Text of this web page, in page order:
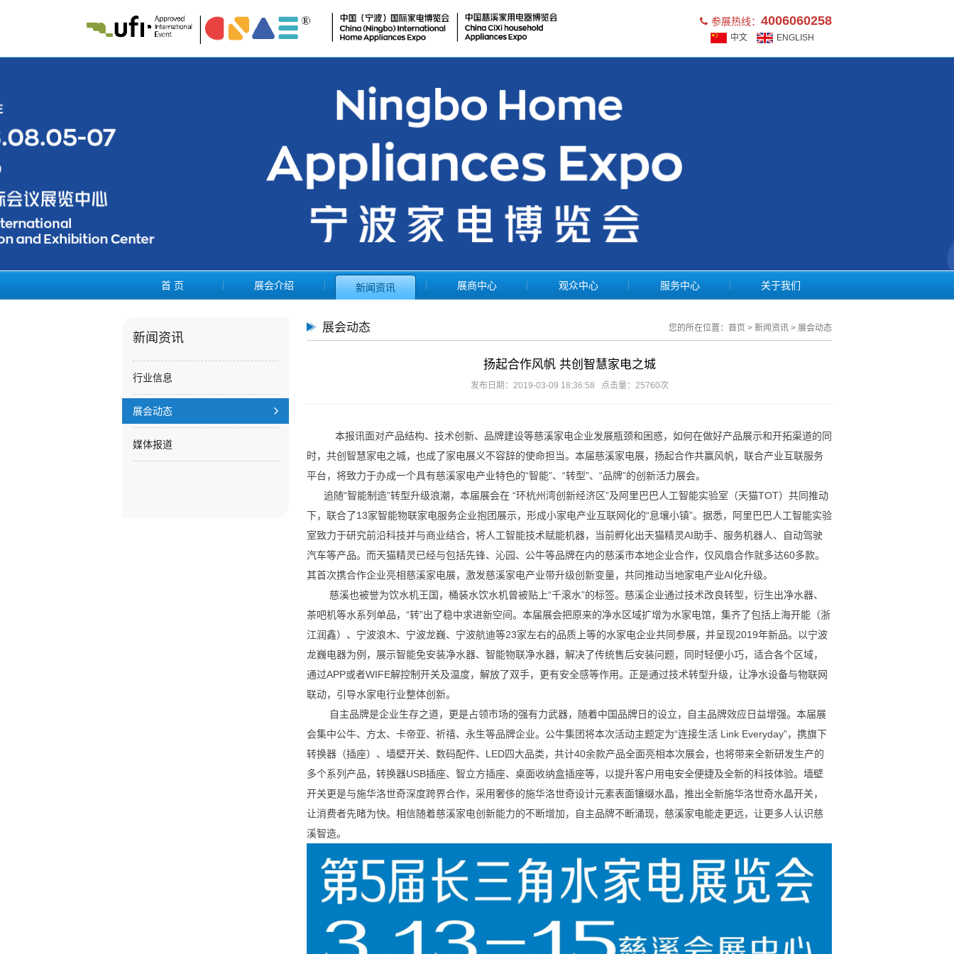
参展热线： 4006060258
中文 ENGLISH
首 页 展会介绍 新闻资讯 展商中心 观众中心 服务中心 关于我们
新闻资讯
行业信息
展会动态
媒体报道
展会动态 您的所在位置： 首页 > 新闻资讯 > 展会动态
扬起合作风帆 共创智慧家电之城
发布日期：2019-03-09 18:36:58 点击量：25760次
本报讯面对产品结构、技术创新、品牌建设等慈溪家电企业发展瓶颈和困惑，如何在做好产品展示和开拓渠道的同
时，共创智慧家电之城，也成了家电展义不容辞的使命担当。本届慈溪家电展，扬起合作共赢风帆， 联合产业互联服务
平台，将致力于办成一个具有慈溪家电产业特色的“智能”、“转型”、“品牌”的创新活力展会。
追随“智能制造”转型升级浪潮，本届展会在 “环杭州湾创新经济区”及阿里巴巴人工智能实验室（天猫TOT）共同推动
下，联合了13家智能物联家电服务企业抱团展示，形成小家电产业互联网化的“息壤小镇”。据悉，阿里巴巴人工智能实验
室致力于研究前沿科技并与商业结合，将人工智能技术赋能机器，当前孵化出天猫精灵AI助手、服务机器人、自动驾驶
汽车等产品。而天猫精灵已经与包括先锋、沁园、公牛等品牌在内的慈溪市本地企业合作，仅风扇合作就多达60多款。
其首次携合作企业亮相慈溪家电展，激发慈溪家电产业带升级创新变量，共同推动当地家电产业AI化升级。
慈溪也被誉为饮水机王国，桶装水饮水机曾被贴上“千滚水”的标签。慈溪企业通过技术改良转型，衍生出净水器、
茶吧机等水系列单品，“转”出了稳中求进新空间。本届展会把原来的净水区域扩增为水家电馆，集齐了包括上海开能（浙
江润鑫）、宁波浪木、宁波龙巍、宁波航迪等23家左右的品质上等的水家电企业共同参展，并呈现2019年新品。以宁波
龙巍电器为例，展示智能免安装净水器、智能物联净水器，解决了传统售后安装问题，同时轻便小巧，适合各个区域，
通过APP或者WIFE解控制开关及温度，解放了双手，更有安全感等作用。正是通过技术转型升级，让净水设备与物联网
联动，引导水家电行业整体创新。
自主品牌是企业生存之道，更是占领市场的强有力武器，随着中国品牌日的设立，自主品牌效应日益增强。本届展
会集中公牛、方太、卡帝亚、祈禧、永生等品牌企业。公牛集团将本次活动主题定为“连接生活 Link Everyday”，携旗下
转换器（插座）、墙壁开关、数码配件、LED四大品类，共计40余款产品全面亮相本次展会，也将带来全新研发生产的
多个系列产品，转换器USB插座、智立方插座、桌面收纳盒插座等，以提升客户用电安全便捷及全新的科技体验。墙壁
开关更是与施华洛世奇深度跨界合作，采用奢侈的施华洛世奇设计元素表面镶缀水晶，推出全新施华洛世奇水晶开关，
让消费者先睹为快。相信随着慈溪家电创新能力的不断增加，自主品牌不断涌现，慈溪家电能走更远，让更多人认识慈
溪智造。